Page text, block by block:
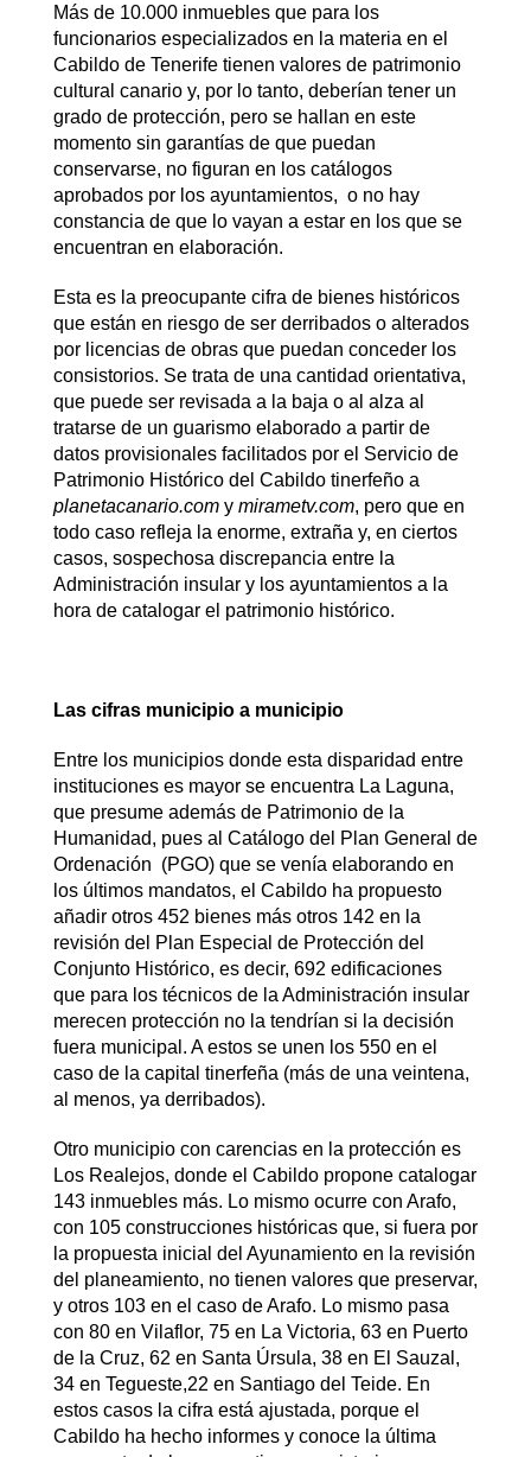
Más de 10.000 inmuebles que para los
funcionarios especializados en la materia en el
Cabildo de Tenerife tienen valores de patrimonio
cultural canario y, por lo tanto, deberían tener un
grado de protección, pero se hallan en este
momento sin garantías de que puedan
conservarse, no figuran en los catálogos
aprobados por los ayuntamientos, o no hay
constancia de que lo vayan a estar en los que se
encuentran en elaboración.
Esta es la preocupante cifra de bienes históricos
que están en riesgo de ser derribados o alterados
por licencias de obras que puedan conceder los
consistorios. Se trata de una cantidad orientativa,
que puede ser revisada a la baja o al alza al
tratarse de un guarismo elaborado a partir de
datos provisionales facilitados por el Servicio de
Patrimonio Histórico del Cabildo tinerfeño a
planetacanario.comy mirametv.com, pero que en
todo caso refleja la enorme, extraña y, en ciertos
casos, sospechosa discrepancia entre la
Administración insular y los ayuntamientos a la
hora de catalogar el patrimonio histórico.
Las cifras municipio a municipio
Entre los municipios donde esta disparidad entre
instituciones es mayor se encuentra La Laguna,
que presume además de Patrimonio de la
Humanidad, pues al Catálogo del Plan General de
Ordenación (PGO) que se venía elaborando en
los últimos mandatos, el Cabildo ha propuesto
añadir otros 452 bienes más otros 142 en la
revisión del Plan Especial de Protección del
Conjunto Histórico, es decir, 692 edificaciones
que para los técnicos de la Administración insular
merecen protección no la tendrían si la decisión
fuera municipal. A estos se unen los 550 en el
caso de la capital tinerfeña (más de una veintena,
al menos, ya derribados).
Otro municipio con carencias en la protección es
Los Realejos, donde el Cabildo propone catalogar
143 inmuebles más. Lo mismo ocurre con Arafo,
con 105 construcciones históricas que, si fuera por
la propuesta inicial del Ayunamiento en la revisión
del planeamiento, no tienen valores que preservar,
y otros 103 en el caso de Arafo. Lo mismo pasa
con 80 en Vilaflor, 75 en La Victoria, 63 en Puerto
de la Cruz, 62 en Santa Úrsula, 38 en El Sauzal,
34 en Tegueste,22 en Santiago del Teide. En
estos casos la cifra está ajustada, porque el
Cabildo ha hecho informes y conoce la última